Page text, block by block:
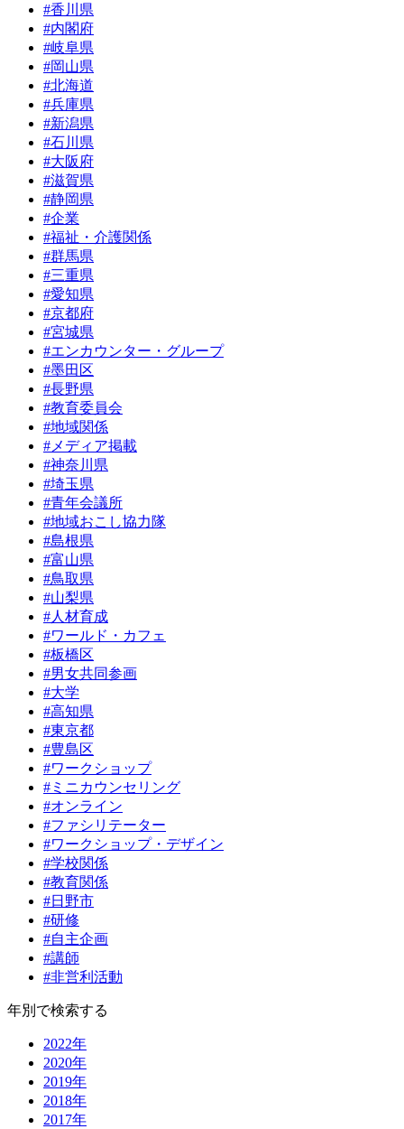
#香川県
#内閣府
#岐阜県
#岡山県
#北海道
#兵庫県
#新潟県
#石川県
#大阪府
#滋賀県
#静岡県
#企業
#福祉・介護関係
#群馬県
#三重県
#愛知県
#京都府
#宮城県
#エンカウンター・グループ
#墨田区
#長野県
#教育委員会
#地域関係
#メディア掲載
#神奈川県
#埼玉県
#青年会議所
#地域おこし協力隊
#島根県
#富山県
#鳥取県
#山梨県
#人材育成
#ワールド・カフェ
#板橋区
#男女共同参画
#大学
#高知県
#東京都
#豊島区
#ワークショップ
#ミニカウンセリング
#オンライン
#ファシリテーター
#ワークショップ・デザイン
#学校関係
#教育関係
#日野市
#研修
#自主企画
#講師
#非営利活動
年別で検索する
2022年
2020年
2019年
2018年
2017年